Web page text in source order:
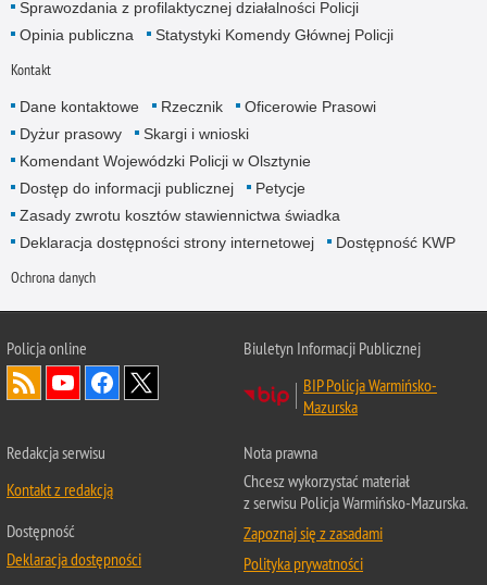
Sprawozdania z profilaktycznej działalności Policji
Opinia publiczna
Statystyki Komendy Głównej Policji
Kontakt
Dane kontaktowe Rzecznik
Oficerowie Prasowi
Dyżur prasowy
Skargi i wnioski
Komendant Wojewódzki Policji w Olsztynie
Dostęp do informacji publicznej
Petycje
Zasady zwrotu kosztów stawiennictwa świadka
Deklaracja dostępności strony internetowej
Dostępność KWP
Ochrona danych
Policja online
Biuletyn Informacji Publicznej
BIP Policja Warmińsko-
Mazurska
Redakcja serwisu
Kontakt z redakcją
Dostępność
Deklaracja dostępności
Nota prawna
Chcesz wykorzystać materiał
z serwisu Policja Warmińsko-Mazurska.
Zapoznaj się z zasadami
Polityka prywatności